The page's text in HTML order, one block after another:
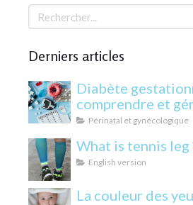
Rechercher
Derniers articles
Diabète
comprendre et
condition pendant
Périnatal et gynécologique
What is tennis leg
English version
La couleur des